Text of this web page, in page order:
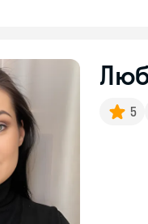
5